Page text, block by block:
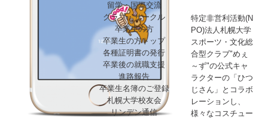
留学・国際交流
クラブ・サークル
卒業生の方
卒業生の方トップ
各種証明書の発行
卒業後の就職支援
進路報告
卒業生名簿のご登録
札幌大学校友会
リンデン通信
特定非営利活動(N
PO)法人札幌大学
スポーツ・文化総
合型クラブ"めぇ
～ず"の公式キャ
ラクターの「ひつ
じさん」とコラボ
レーションし、
様々なコスチュー